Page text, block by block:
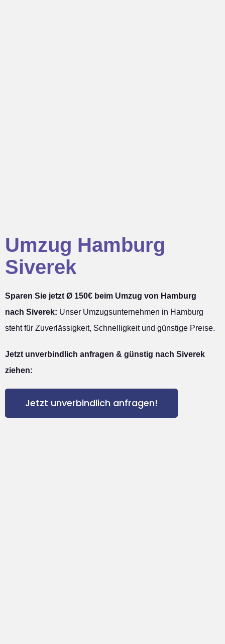
Umzug Hamburg
Siverek
Sparen Sie jetzt Ø 150€ beim Umzug von Hamburg
nach Siverek: Unser Umzugsunternehmen in Hamburg
steht für Zuverlässigkeit, Schnelligkeit und günstige Preise.
Jetzt unverbindlich anfragen & günstig nach Siverek
ziehen:
Jetzt unverbindlich anfragen!